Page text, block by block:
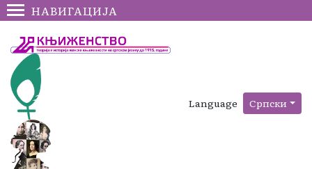
НАВИГАЦИЈА
Language Српски